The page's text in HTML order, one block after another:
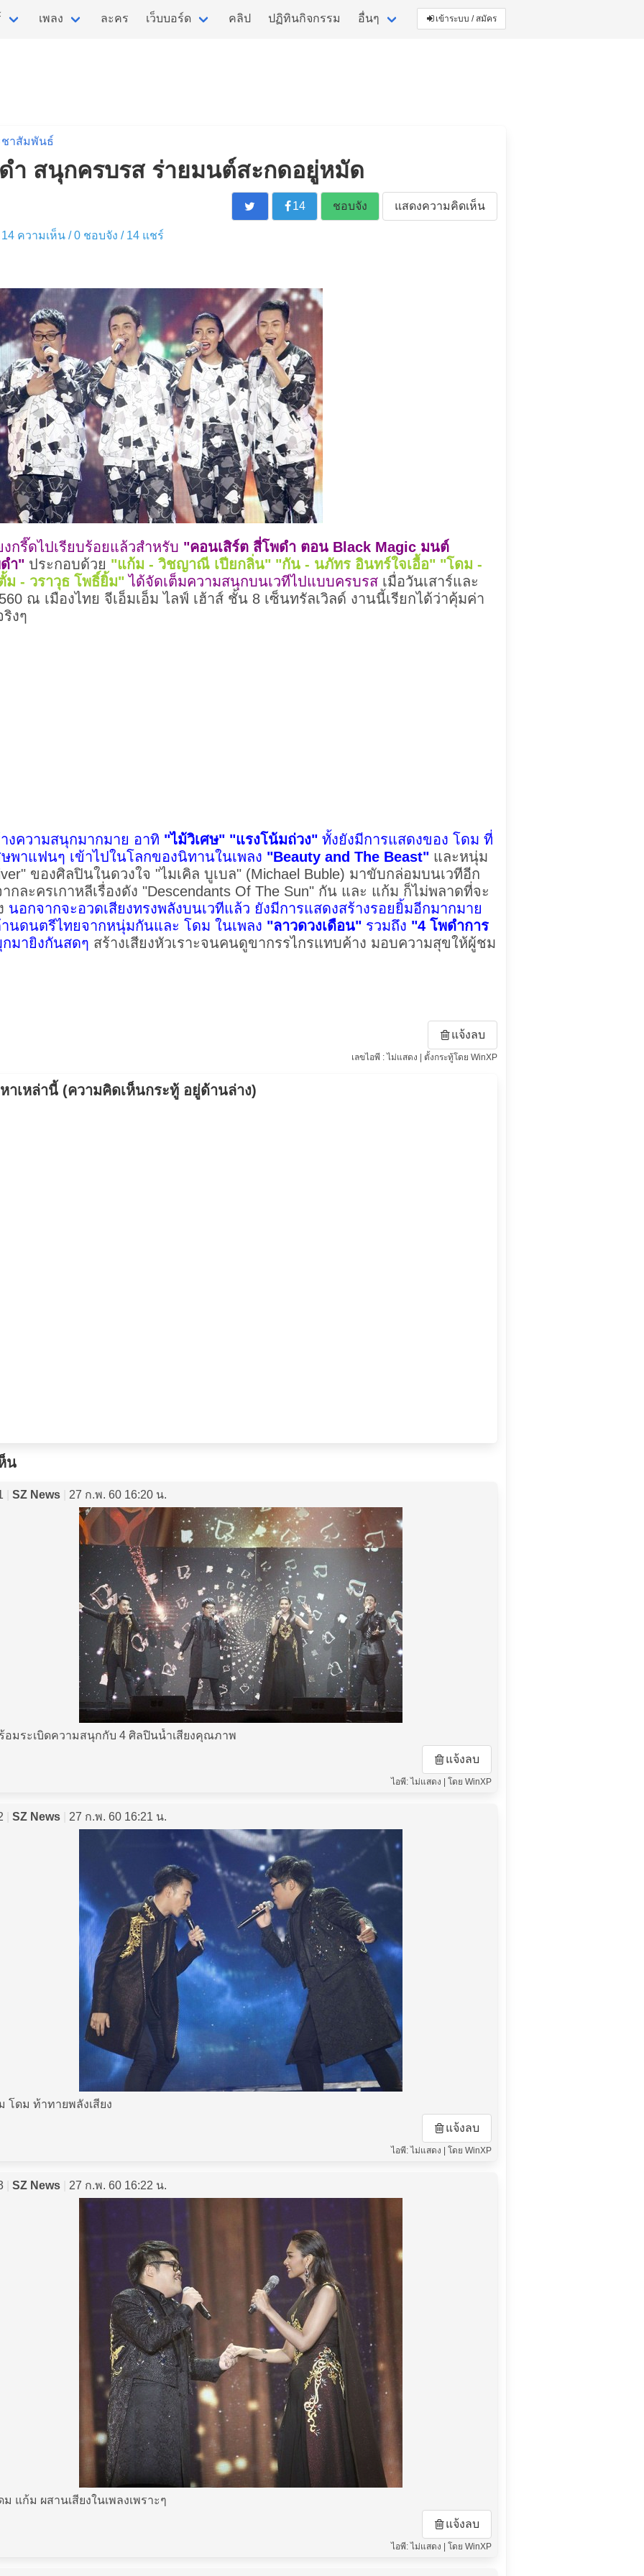
เพลง ละคร เว็บบอร์ด คลิป ปฏิทินกิจกรรม อื่นๆ เข้าระบบ / สมัคร
ชาสัมพันธ์
ำ สนุกครบรส ร่ายมนต์สะกดอยู่หมัด
14 ชอบจัง แสดงความคิดเห็น
14 ความเห็น /0 ชอบจัง / 14 แชร์
กรี๊ดไปเรียบร้อยแล้วสำหรับ "คอนเสิร์ต สี่โพดำ ตอน Black Magic มนต์
ำ" ประกอบด้วย "แก้ม - วิชญาณี เปียกลิ่น" "กัน - นภัทร อินทร์ใจเอื้อ" "โดม -
ม - วราวุธ โพธิ์ยิ้ม"ได้จัดเต็มความสนุกบนเวทีไปแบบครบรส เมื่อวันเสาร์และ
ณ เมืองไทย จีเอ็มเอ็ม ไลฟ์ เฮ้าส์ ชั้น 8 เซ็นทรัลเวิลด์ งานนี้เรียกได้ว่าคุ้มค่า
งๆ
งความสนุกมากมาย อาทิ "ไม้วิเศษ" "แรงโน้มถ่วง" ทั้งยังมีการแสดงของ โดม ที่
พาแฟนๆ เข้าไปในโลกของนิทานในเพลง "Beauty and The Beast" และหนุ่ม
ของศิลปินในดวงใจ "ไมเคิล บูเบล" (Michael Buble) มาขับกล่อมบนเวทีอีก
กละครเกาหลีเรื่องดัง "Descendants Of The Sun" กัน และ แก้ม ก็ไม่พลาดที่จะ
นอกจากจะอวดเสียงทรงพลังบนเวทีแล้ว ยังมีการแสดงสร้างรอยยิ้มอีกมากมาย
นดนตรีไทยจากหนุ่มกันและ โดม ในเพลง "ลาวดวงเดือน" รวมถึง "4 โพดำการ
มายิงกันสดๆ สร้างเสียงหัวเราะจนคนดูขากรรไกรแทบค้าง มอบความสุขให้ผู้ชม
แจ้งลบ
เลขไอพี : ไม่แสดง | ตั้งกระทู้โดย WinXP
เหล่านี้ (ความคิดเห็นกระทู้ อยู่ด้านล่าง)
น
SZ News 27 ก.พ. 60 16:20 น.
อมระเบิดความสนุกกับ 4 ศิลปินน้ำเสียงคุณภาพ
แจ้งลบ
ไอพี: ไม่แสดง | โดย WinXP
SZ News 27 ก.พ. 60 16:21 น.
โดม ท้าทายพลังเสียง
แจ้งลบ
ไอพี: ไม่แสดง | โดย WinXP
SZ News 27 ก.พ. 60 16:22 น.
ม แก้ม ผสานเสียงในเพลงเพราะๆ
แจ้งลบ
ไอพี: ไม่แสดง | โดย WinXP